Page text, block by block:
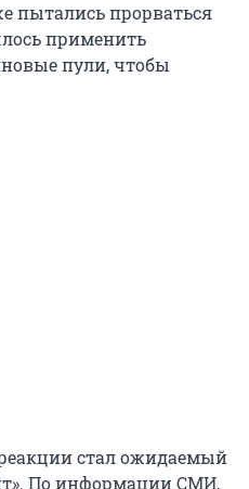
пытались прорваться
применить
пули, чтобы
стал ожидаемый
По информации СМИ,